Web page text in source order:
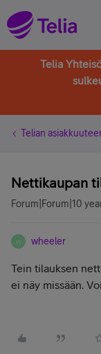
Telia
Telian
Nettikaupan
Forum|Forum|10
W wheeler
Tein tilauksen
ei näy missään.